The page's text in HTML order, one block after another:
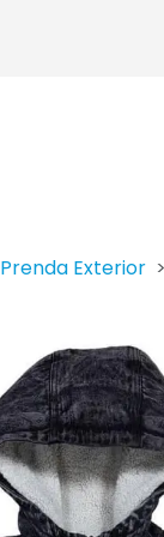
Prenda Exterior